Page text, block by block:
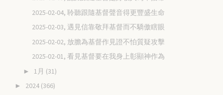
2025-02-04, 聆聽跟隨基督聲音得更豐盛生命
2025-02-03, 遇見信靠敬拜基督而不驕傲瞎眼
2025-02-02, 放膽為基督作見證不怕質疑攻擊
2025-02-01, 看見基督要在我身上彰顯神作為
► 1月 (31)
► 2024 (366)